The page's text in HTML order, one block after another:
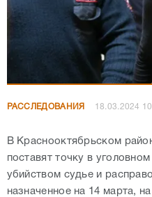
РАССЛЕДОВАНИЯ 18.03.2024
В Краснооктябрьском
поставят точку в
убийством судье и
назначенное на 14 марта,